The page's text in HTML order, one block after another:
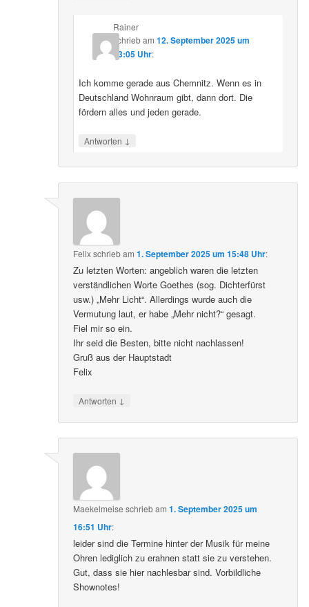
Rainer
schriebam 12. September 2025 um
23:05 Uhr:
Ich komme gerade aus Chemnitz. Wenn es in
Deutschland Wohnraum gibt, dann dort. Die
fördern alles und jeden gerade.
Antworten ↓
Felixschriebam1. September 2025 um 15:48 Uhr:
Zu letzten Worten: angeblich waren die letzten
verständlichen Worte Goethes (sog. Dichterfürst
usw.) „Mehr Licht“. Allerdings wurde auch die
Vermutung laut, er habe „Mehr nicht?“ gesagt.
Fiel mir so ein.
Ihr seid die Besten, bitte nicht nachlassen!
Gruß aus der Hauptstadt
Felix
Antworten ↓
Maekelmeise schriebam1. September 2025 um
16:51 Uhr:
leider sind die Termine hinter der Musik für meine
Ohren lediglich zu erahnen statt sie zu verstehen.
Gut, dass sie hier nachlesbar sind. Vorbildliche
Shownotes!